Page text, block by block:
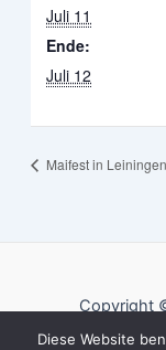
Juli 11
Ende:
Juli 12
Maifest in Leiningen
Copyright
Diese Website